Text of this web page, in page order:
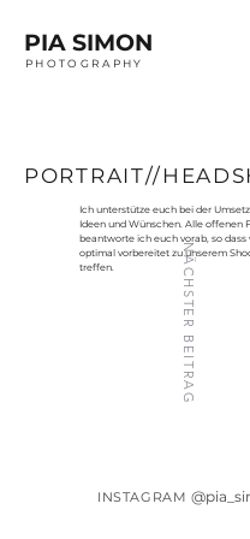
PIA SIMON
PHOTOGRAPHY
PORTRAIT//
Ich unterstütze euch bei der
Ideen und Wünschen. Alle offenen
beantworte ich euch vorab, so dass
optimal vorbereitet zu unserem
treffen.
NÄCHSTER BEITRAG
INSTAGRAM